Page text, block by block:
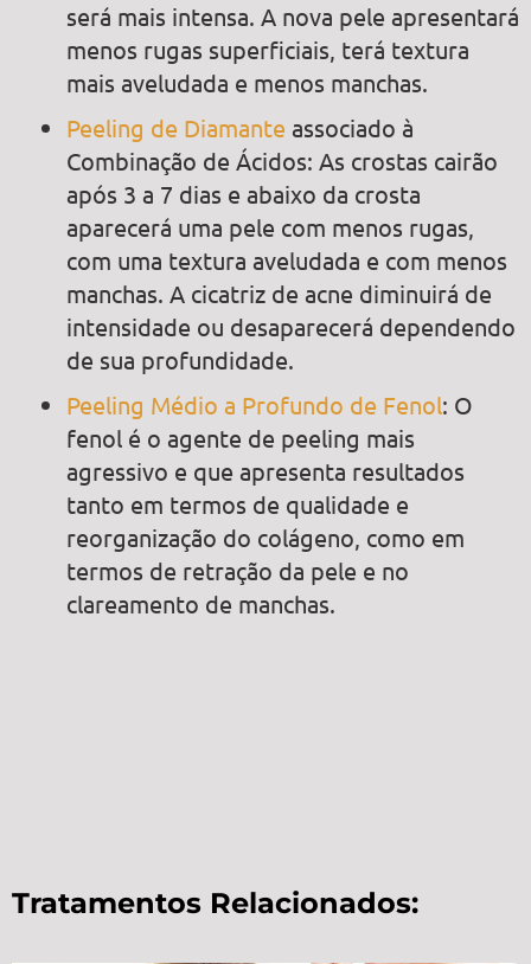
será mais intensa. A nova pele apresentará
menos rugas superficiais, terá textura
mais aveludada e menos manchas.
Peeling de Diamante associado à
Combinação de Ácidos: As crostas cairão
após 3 a 7 dias e abaixo da crosta
aparecerá uma pele com menos rugas,
com uma textura aveludada e com menos
manchas. A cicatriz de acne diminuirá de
intensidade ou desaparecerá dependendo
de sua profundidade.
Peeling Médio a Profundo de Fenol: O
fenol é o agente de peeling mais
agressivo e que apresenta resultados
tanto em termos de qualidade e
reorganização do colágeno, como em
termos de retração da pele e no
clareamento de manchas.
Tratamentos Relacionados: